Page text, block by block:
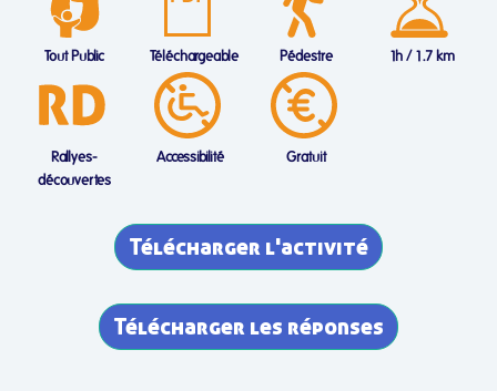
Tout Public Téléchargeable Pédestre 1h / 1.7 km
Rallyes-
découvertes
Accessibilité Gratuit
Télécharger l'activité
Télécharger les réponses